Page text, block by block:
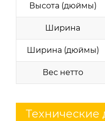
Высота (дюймы)
Ширина
Ширина (дюймы)
Вес нетто
Технические